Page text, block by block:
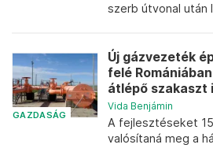
szerb útvonal után
GAZDASÁG
Új gázvezeték
felé
átlépő szakaszt
Vida Benjámin
A fejlesztéseket
valósítaná meg a